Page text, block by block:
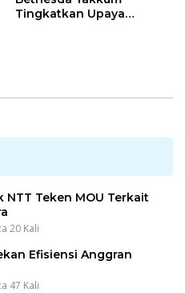
Tingkatkan Upaya
NTT Teken MOU Terkait
20 Kali
Efisiensi Anggran
47 Kali